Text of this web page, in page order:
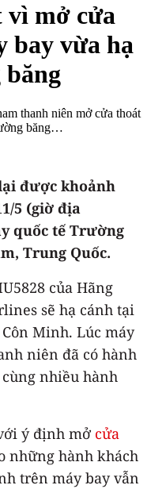
vì mở cửa
bay vừa hạ
băng
thanh niên mở cửa thoát
băng…
được khoảnh
5 (giờ địa
quốc tế Trường
Trung Quốc.
của Hãng
sẽ hạ cánh tại
Minh. Lúc máy
niên đã có hành
nhiều hành
ý định mở cửa
những hành khách
trên máy bay vẫn